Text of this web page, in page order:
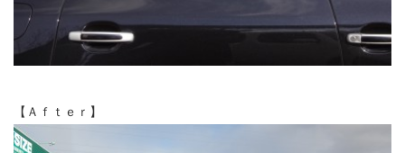
【Ａｆｔｅｒ】